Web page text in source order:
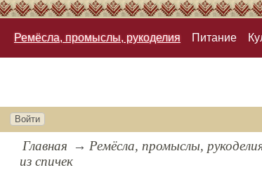
Ремёсла, промыслы, рукоделия Питание
Войти
Главная Ремёсла, промыслы,
из спичек